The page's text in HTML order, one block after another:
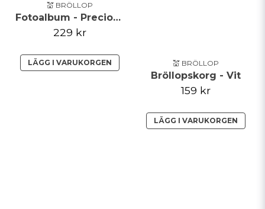
💒 BRÖLLOP
Fotoalbum - Precious moments
229 kr
LÄGG I VARUKORGEN 💒 BRÖLLOP
Bröllopskorg - Vit
159 kr
LÄGG I VARUKORGEN